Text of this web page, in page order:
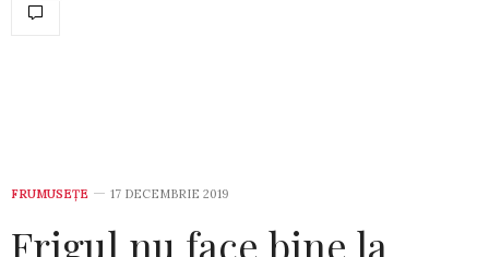
FRUMUSEȚE 17 DECEMBRIE 2019
Frigul nu face bine la